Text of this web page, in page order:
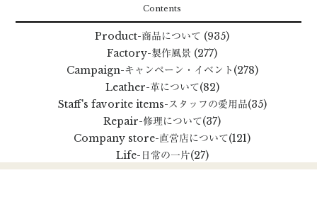
Contents
Product-商品について (935)
Factory-製作風景 (277)
Campaign-キャンペーン・イベント (278)
Leather-革について(82)
Staff's favorite items-スタッフの愛用品(35)
Repair-修理について(37)
Company store-直営店について(121)
Life-日常の一片(27)